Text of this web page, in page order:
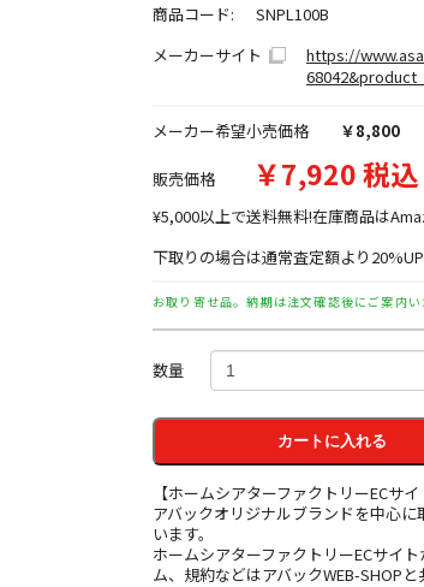
商品コード:
SNPL100B
メーカーサイト
https://
メーカー希望小売価格 ￥8,800
販売価格 ￥7,920 税込
¥5,000以上で送料無料!在庫商品は
下取りの場合は通常査定額より
お取り寄せ品。納期は注文確認後にご案内い
数量
カートに入れる
【ホームシアターファクトリーECサイ
アバックオリジナルブランドを中心
います。
ホームシアターファクトリーECサイ
ム、規約などはアバックWEB-SHOPと